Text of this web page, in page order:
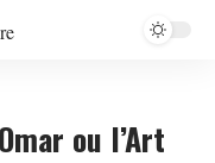
ou l’Art